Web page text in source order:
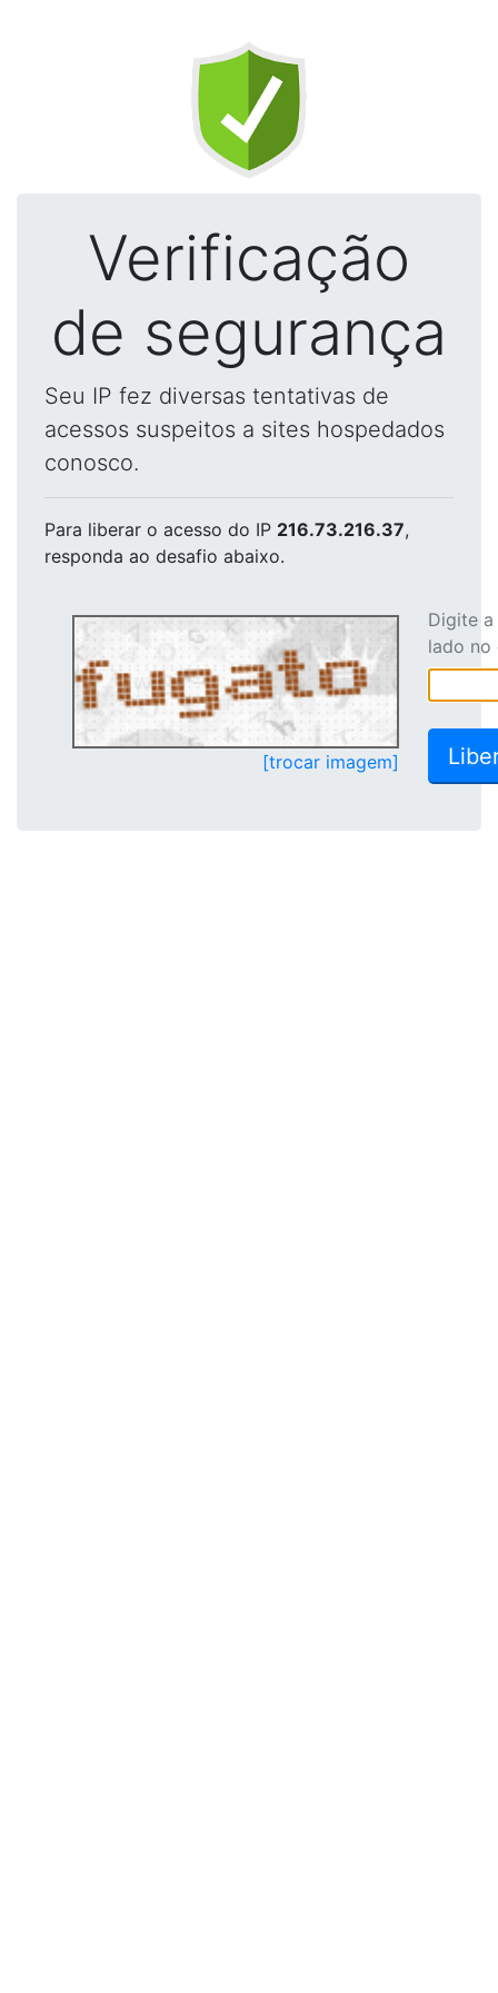
Verificação
de segurança
Seu IP fez diversas tentativas de
acessos suspeitos a sites hospedados
conosco.
Para liberar o acesso do IP 216.73.216.37,
responda ao desafio abaixo.
[trocar imagem]
Digite
lado no